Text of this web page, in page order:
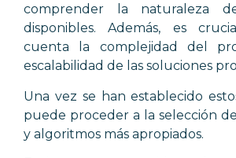
comprender la naturaleza
disponibles. Además, es
cuenta la complejidad del
escalabilidad de las soluciones
Una vez se han establecido
puede proceder a la selección
y algoritmos más apropiados.